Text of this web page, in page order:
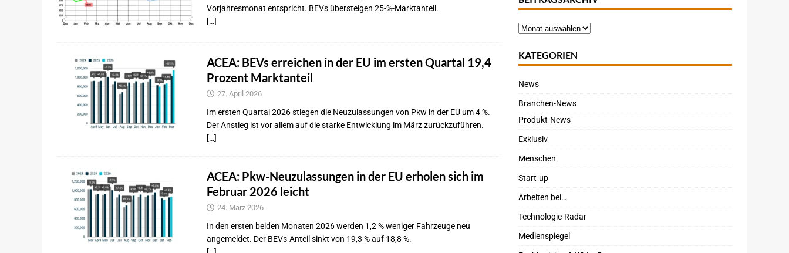
Vorjahresmonat entspricht. BEVs übersteigen 25-%-Marktanteil.
[…]
ACEA: BEVs erreichen in der EU im ersten Quartal 19,4
Prozent Marktanteil
27. April 2026
Im ersten Quartal 2026 stiegen die Neuzulassungen von Pkw in der EU um 4 %.
Der Anstieg ist vor allem auf die starke Entwicklung im März zurückzuführen.
[…]
ACEA: Pkw-Neuzulassungen in der EU erholen sich im
Februar 2026 leicht
24. März 2026
In den ersten beiden Monaten 2026 werden 1,2 % weniger Fahrzeuge neu
angemeldet. Der BEVs-Anteil sinkt von 19,3 % auf 18,8 %.
KATEGORIEN
News
Branchen-News
Produkt-News
Exklusiv
Menschen
Start-up
Arbeiten bei…
Technologie-Radar
Medienspiegel